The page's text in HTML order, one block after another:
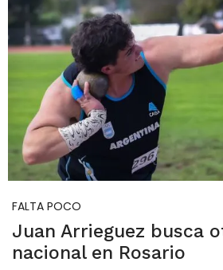
FALTA POCO
Juan Arrieguez busca
nacional en Rosario